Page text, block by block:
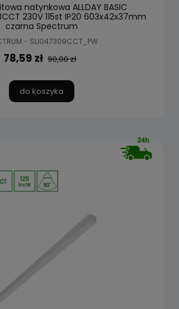
natynkowa ALLDAY BASIC
230V 115st IP20 603x42x37mm
czarna Spectrum
- SLI047309CCT_PW
78,59 zł 90,00 zł
do koszyka